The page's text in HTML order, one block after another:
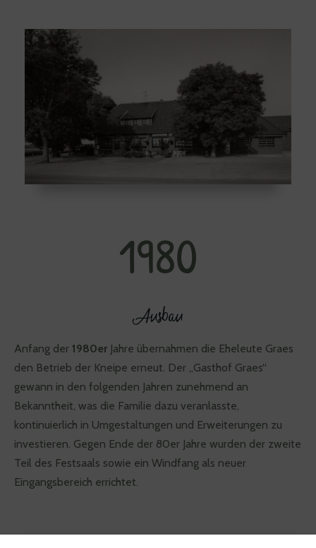
1980
Ausbau
Anfang der 1980er Jahre übernahmen die Eheleute Graes
den Betrieb der Kneipe erneut. Der „Gasthof Graes“
gewann in den folgenden Jahren zunehmend an
Bekanntheit, was die Familie dazu veranlasste,
kontinuierlich in Umgestaltungen und Erweiterungen zu
investieren. Gegen Ende der 80er Jahre wurden der zweite
Teil des Festsaals sowie ein Windfang als neuer
Eingangsbereich errichtet.